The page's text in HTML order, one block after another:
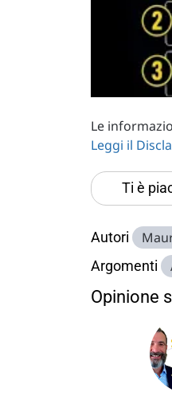
Le
Leggi il
Ti è
Autori
Argomenti
Opinione